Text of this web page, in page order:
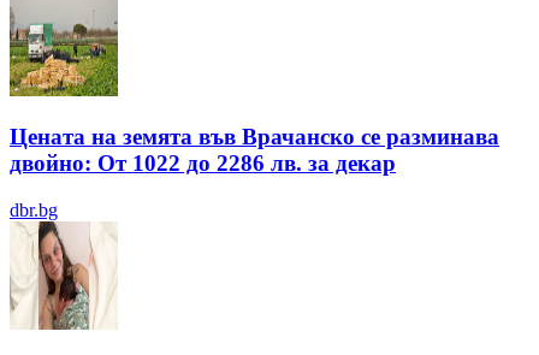
Цената на земята във Врачанско се разминава
двойно: От 1022 до 2286 лв. за декар
dbr.bg